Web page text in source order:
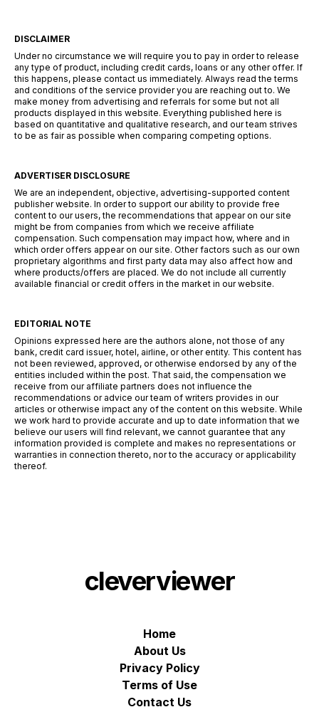
DISCLAIMER
Under no circumstance we will require you to pay in order to release
any type of product, including credit cards, loans or any other offer. If
this happens, please contact us immediately. Always read the terms
and conditions of the service provider you are reaching out to. We
make money from advertising and referrals for some but not all
products displayed in this website. Everything published here is
based on quantitative and qualitative research, and our team strives
to be as fair as possible when comparing competing options.
ADVERTISER DISCLOSURE
We are an independent, objective, advertising-supported content
publisher website. In order to support our ability to provide free
content to our users, the recommendations that appear on our site
might be from companies from which we receive affiliate
compensation. Such compensation may impact how, where and in
which order offers appear on our site. Other factors such as our own
proprietary algorithms and first party data may also affect how and
where products/offers are placed. We do not include all currently
available financial or credit offers in the market in our website.
EDITORIAL NOTE
Opinions expressed here are the authors alone, not those of any
bank, credit card issuer, hotel, airline, or other entity. This content has
not been reviewed, approved, or otherwise endorsed by any of the
entities included within the post. That said, the compensation we
receive from our affiliate partners does not influence the
recommendations or advice our team of writers provides in our
articles or otherwise impact any of the content on this website. While
we work hard to provide accurate and up to date information that we
believe our users will find relevant, we cannot guarantee that any
information provided is complete and makes no representations or
warranties in connection thereto, nor to the accuracy or applicability
thereof.
cleverviewer
Home
About Us
Privacy Policy
Terms of Use
Contact Us